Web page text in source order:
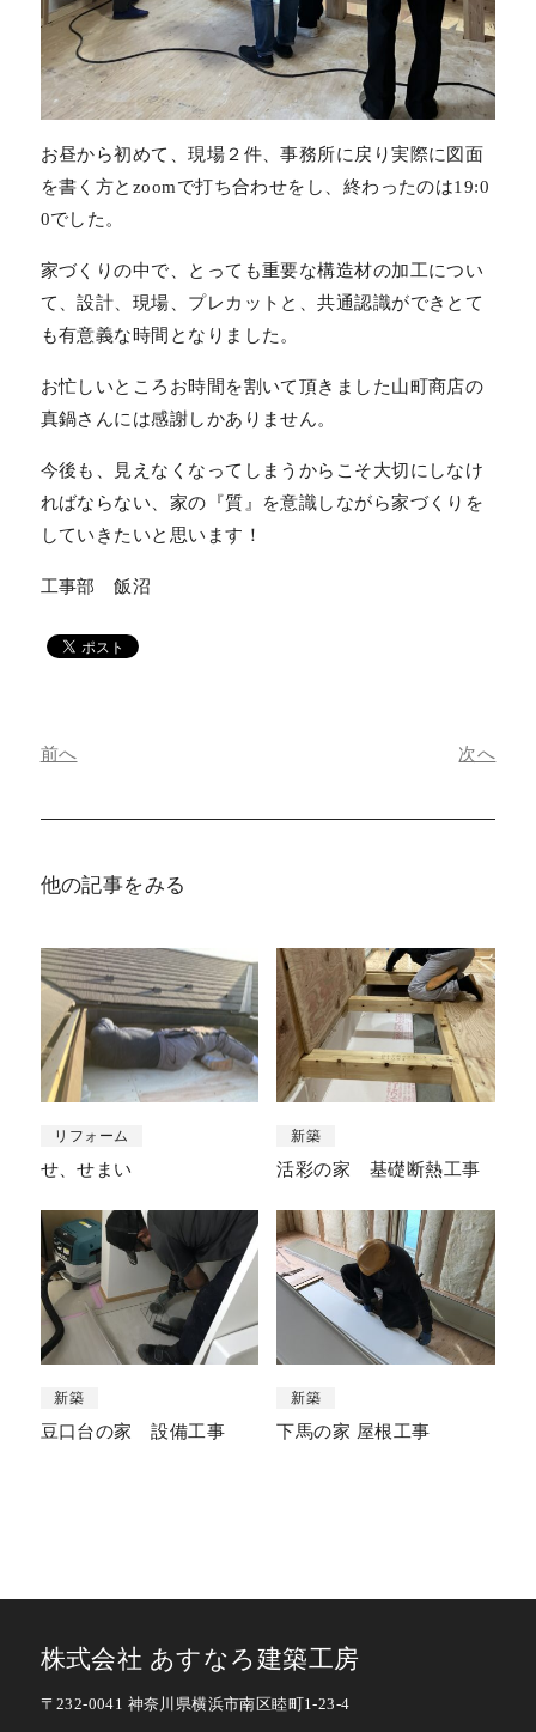
お昼から初めて、現場２件、事務所に戻り実際に図面
を書く方とzoomで打ち合わせをし、終わったのは19:0
0でした。
家づくりの中で、とっても重要な構造材の加工につい
て、設計、現場、プレカットと、共通認識ができとて
も有意義な時間となりました。
お忙しいところお時間を割いて頂きました山町商店の
真鍋さんには感謝しかありません。
今後も、見えなくなってしまうからこそ大切にしなけ
ればならない、家の『質』を意識しながら家づくりを
していきたいと思います！
工事部 飯沼
前へ 次へ
他の記事をみる
リフォーム
せ、せまい
新築
活彩の家 基礎断熱工事
新築
豆口台の家 設備工事
新築
下馬の家 屋根工事
株式会社 あすなろ建築工房
〒232-0041 神奈川県横浜市南区睦町1-23-4